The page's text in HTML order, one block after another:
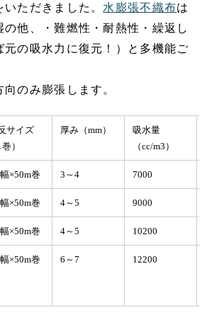
ただきました。 水膨張不織布は
の他、・難燃性・耐熱性・繰返し
元の吸水力に復元！）と多機能ご
のみ膨張します。
サイズ
巻）
厚み（mm）
吸水量
（cc/m3）
×50m巻 3～4 7000
×50m巻 4～5 9000
×50m巻 4～5 10200
×50m巻 6～7 12200